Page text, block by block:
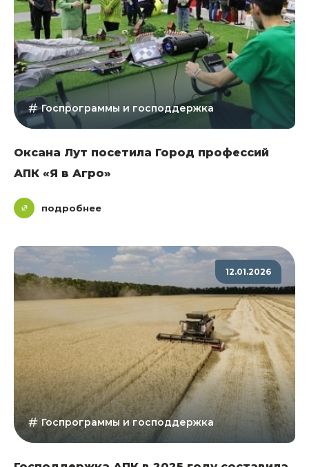
Госпрограммы и господдержка
Оксана Лут посетила Город профессий
АПК «Я в Агро»
подробнее
12.01.2026
Госпрограммы и господдержка